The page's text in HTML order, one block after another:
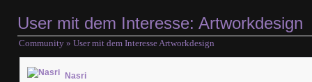
User mit dem Interesse: Artworkdesign
Community » User mit dem Interesse Artworkdesign
Nasri